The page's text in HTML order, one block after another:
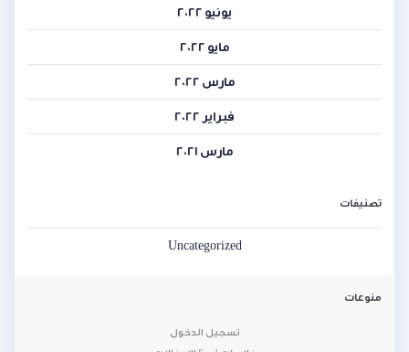
يونيو 2022
مايو 2022
مارس 2022
فبراير 2022
مارس 2021
تصنيفات
Uncategorized
منوعات
تسجيل الدخول